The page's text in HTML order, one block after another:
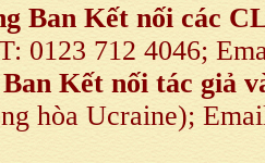
Ban Kết nối các
0123 712 4046;
Kết nối tác giả
hòa Ucraine);